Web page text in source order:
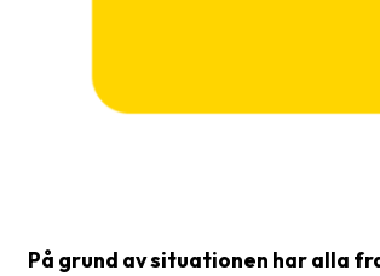
Customs
På grund av situationen har alla